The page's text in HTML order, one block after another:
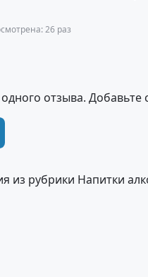
26 раз
отзыва. Добавьте
из рубрики Напитки